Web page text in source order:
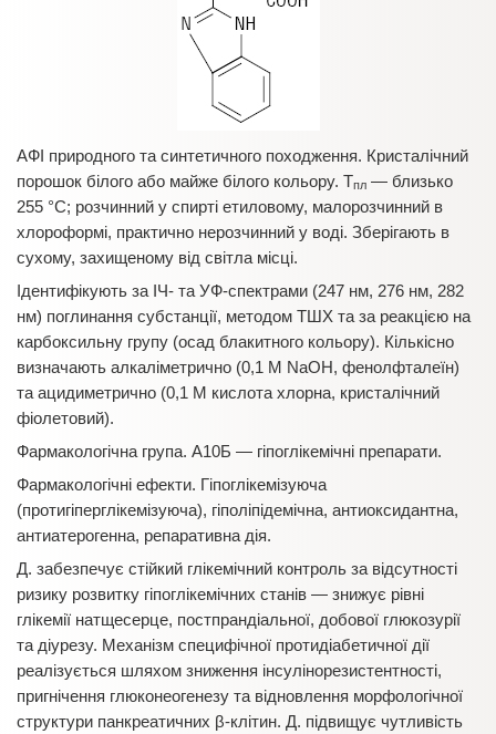
АФІ природного та синтетичного походження. Кристалічний
порошок білого або майже білого кольору. Tпл — близько
255 °С; розчинний у спирті етиловому, малорозчинний в
хлороформі, практично нерозчинний у воді. Зберігають в
сухому, захищеному від світла місці.
Ідентифікують за ІЧ- та УФ-спектрами (247 нм, 276 нм, 282
нм) поглинання субстанції, методом ТШХ та за реакцією на
карбоксильну групу (осад блакитного кольору). Кількісно
визначають алкаліметрично (0,1 М NaOH, фенолфталеїн)
та ацидиметрично (0,1 М кислота хлорна, кристалічний
фіолетовий).
Фармакологічна група. А10Б — гіпоглікемічні препарати.
Фармакологічні ефекти. Гіпоглікемізуюча
(протигіперглікемізуюча), гіполіпідемічна, антиоксидантна,
антиатерогенна, репаративна дія.
Д. забезпечує стійкий глікемічний контроль за відсутності
ризику розвитку гіпоглікемічних станів — знижує рівні
глікемії натщесерце, постпрандіальної, добової глюкозурії
та діурезу. Механізм специфічної протидіабетичної дії
реалізується шляхом зниження інсулінорезистентності,
пригнічення глюконеогенезу та відновлення морфологічної
структури панкреатичних β-клітин. Д. підвищує чутливість